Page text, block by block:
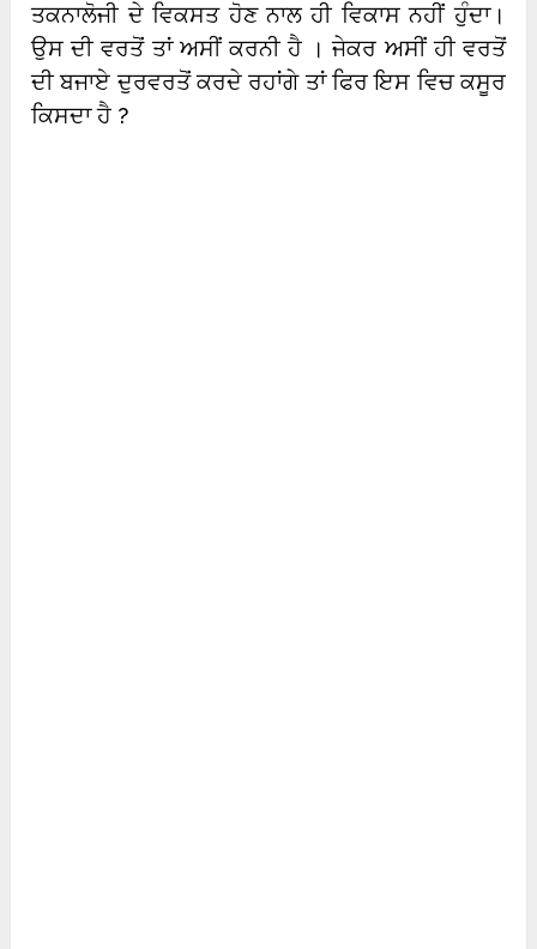
ਤਕਨਾਲੋਜੀ ਦੇ ਵਿਕਸਤ ਹੋਣ ਨਾਲ ਹੀ ਵਿਕਾਸ ਨਹੀਂ ਹੁੰਦਾ।
ਉਸ ਦੀ ਵਰਤੋਂ ਤਾਂ ਅਸੀਂ ਕਰਨੀ ਹੈ । ਜੇਕਰ ਅਸੀਂ ਹੀ ਵਰਤੋਂ
ਦੀ ਬਜਾਏ ਦੁਰਵਰਤੋਂ ਕਰਦੇ ਰਹਾਂਗੇ ਤਾਂ ਫਿਰ ਇਸ ਵਿਚ ਕਸੂਰ
ਕਿਸਦਾ ਹੈ ?